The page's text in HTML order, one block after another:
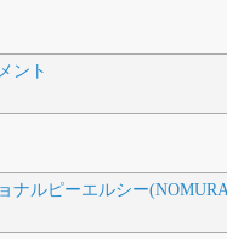
ント
ナルピーエルシー